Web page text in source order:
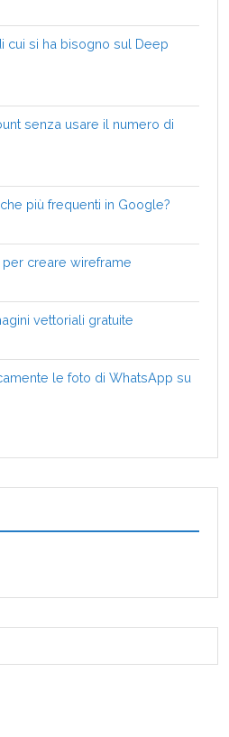
cui si ha bisogno sul Deep
senza usare il numero di
più frequenti in Google?
creare wireframe
vettoriali gratuite
le foto di WhatsApp su